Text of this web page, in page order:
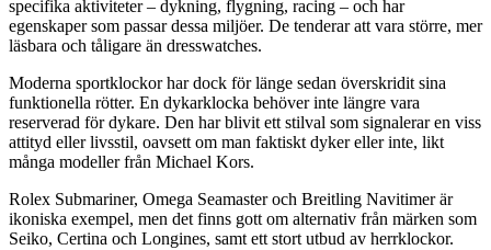
specifika aktiviteter – dykning, flygning, racing – och har
egenskaper som passar dessa miljöer. De tenderar att vara större, mer
läsbara och tåligare än dresswatches.
Moderna sportklockor har dock för länge sedan överskridit sina
funktionella rötter. En dykarklocka behöver inte längre vara
reserverad för dykare. Den har blivit ett stilval som signalerar en viss
attityd eller livsstil, oavsett om man faktiskt dyker eller inte, likt
många modeller från Michael Kors.
Rolex Submariner, Omega Seamaster och Breitling Navitimer är
ikoniska exempel, men det finns gott om alternativ från märken som
Seiko, Certina och Longines, samt ett stort utbud av herrklockor.